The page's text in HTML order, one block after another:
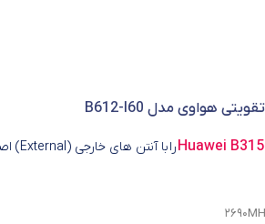
Huawei B315را با آنتن های خارجی (External) اصلی و سازگار با آن تجربه کنید!